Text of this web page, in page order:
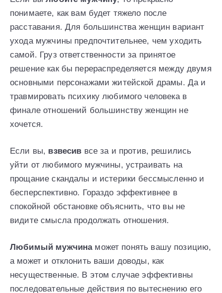
понимаете, как вам будет тяжело после
расставания. Для большинства женщин вариант
ухода мужчины предпочтительнее, чем уходить
самой. Груз ответственности за принятое
решение как бы перераспределяется между двумя
основными персонажами житейской драмы. Да и
травмировать психику любимого человека в
финале отношений большинству женщин не
хочется.
Если вы, взвесив все за и против, решились
уйти от любимого мужчины, устраивать на
прощание скандалы и истерики бессмысленно и
бесперспективно. Гораздо эффективнее в
спокойной обстановке объяснить, что вы не
видите смысла продолжать отношения.
Любимый мужчинаможет понять вашу позицию,
а может и отклонить ваши доводы, как
несущественные. В этом случае эффективны
последовательные действия по вытеснению его